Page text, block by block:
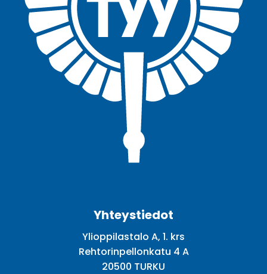
Yhteystiedot
Ylioppilastalo A, 1. krs
Rehtorinpellonkatu 4 A
20500 TURKU